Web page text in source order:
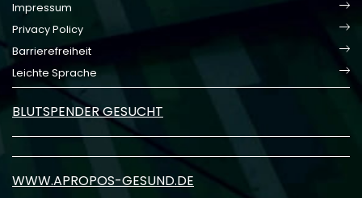
Impressum
Privacy Policy
Barrierefreiheit
Leichte Sprache
BLUTSPENDER GESUCHT
WWW.APROPOS-GESUND.DE